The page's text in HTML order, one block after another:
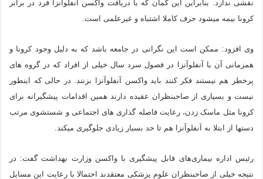
نقشی ندارد. بنابراین این گمان که با دریافت واکسن آنفلوآنزا فرد در برابر
کرونا بیمه می‎شود حرف کاملا اشتباه و غیرعلمی است.
وی افزود: ممکن است این نگرانی در جامعه باشد که به دلیل وجود کرونا و
همزمانی آن با آنفلوآنزا در فصول سرد سال خیلی از افراد که در گروه های
پرخطر هم نیستند فکر کنند باید واکسن آنفلوآنزا بزنند. در حالی که اینطور
نیست و بسیاری از صاحبنظران عقیده دارند همین اقدامات پیشگیرانه برای
کرونا مثل ماسک زدن، رعایت فاصله گذاری های اجتماعی و شستشوی مرتب
دست‎ها از ابتلا به آنفلوآنزا هم تا حد بسیار زیادی جلوگیری می‎کند.
رئیس اداره بیماری‌های قابل پیشگیری با واکسن وزارت بهداشت گفت: در
نتیجه خیلی از صاحبنظران علوم پزشکی معتقدند احتمالا با رعایت این مسایل